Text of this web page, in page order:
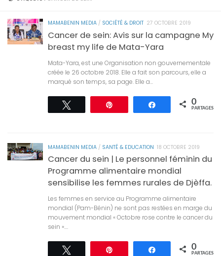
MAMABENIN MEDIA / SOCIÉTÉ & DROIT 27 OCTOBRE 2019
Cancer de sein: Avis sur la campagne My
breast my life de Mata-Yara
Mata-Yara, est une Organisation non gouvernementale
créée le 26 octobre 2018. Elle a fait son parcours, elle a
marqué son temps, sa page. Elle a...
Partagez 0
PARTAGES
MAMABENIN MEDIA / SANTÉ & EDUCATION 18 OCTOBRE 2019
Cancer du sein | Le personnel féminin du
Programme alimentaire mondial
sensibilise les femmes rurales de Djèffa.
Les femmes en service au Programme alimentaire
mondial (Pam-Bénin) ne sont pas restées en marge du
mouvement mondial « Octobre rose contre le cancer du
sein »....
Partagez 0
PARTAGES